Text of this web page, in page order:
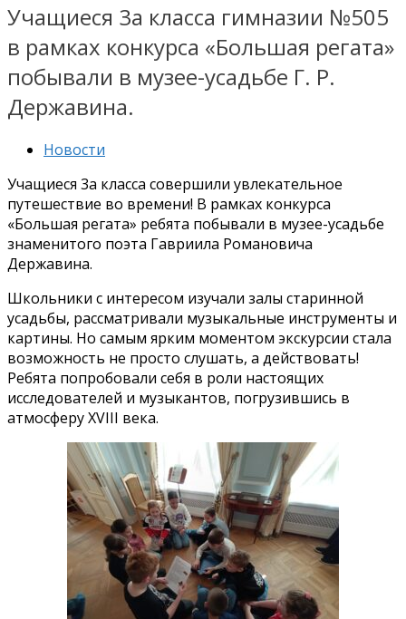
Учащиеся 3а класса гимназии №505
в рамках конкурса «Большая регата»
побывали в музее-усадьбе Г. Р.
Державина.
Новости
Учащиеся 3а класса совершили увлекательное
путешествие во времени! В рамках конкурса
«Большая регата» ребята побывали в музее-усадьбе
знаменитого поэта Гавриила Романовича
Державина.
Школьники с интересом изучали залы старинной
усадьбы, рассматривали музыкальные инструменты и
картины. Но самым ярким моментом экскурсии стала
возможность не просто слушать, а действовать!
Ребята попробовали себя в роли настоящих
исследователей и музыкантов, погрузившись в
атмосферу XVIII века.